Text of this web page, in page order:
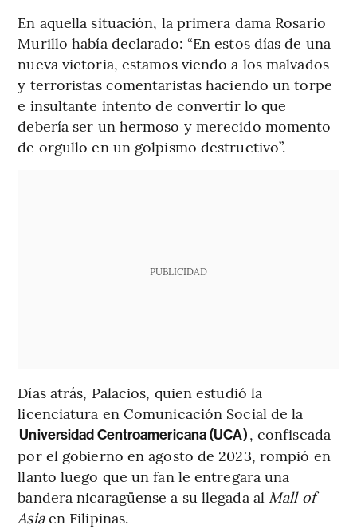
En aquella situación, la primera dama Rosario
Murillo había declarado: “En estos días de una
nueva victoria, estamos viendo a los malvados
y terroristas comentaristas haciendo un torpe
e insultante intento de convertir lo que
debería ser un hermoso y merecido momento
de orgullo en un golpismo destructivo”.
PUBLICIDAD
Días atrás, Palacios, quien estudió la
licenciatura en Comunicación Social de la
Universidad Centroamericana (UCA), confiscada
por el gobierno en agosto de 2023, rompió en
llanto luego que un fan le entregara una
bandera nicaragüense a su llegada al Mall of
Asiaen Filipinas.